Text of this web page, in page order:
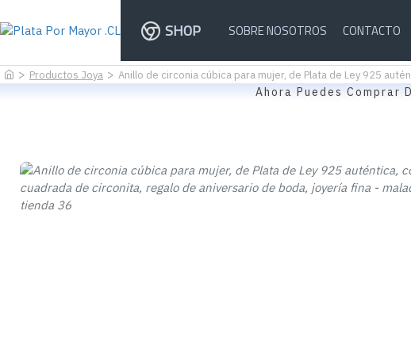
SHOP SOBRE NOSOTROS CONTACTO
Productos Joya Anillo de circonia cúbica para mujer, de Plata de Ley 925
Ahora Puedes Comprar